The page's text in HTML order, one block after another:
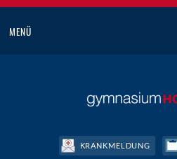
MENÜ
KRANKMELDUNG